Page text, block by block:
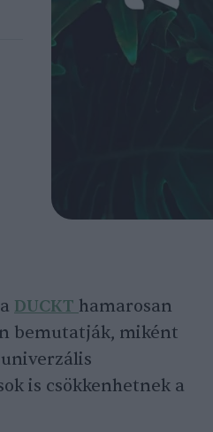
DUCKT hamarosan
bemutatják, miként
is csökkenhetnek a